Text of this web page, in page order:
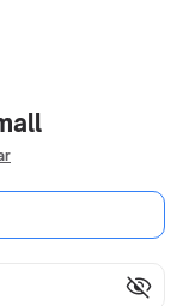
visibility_off